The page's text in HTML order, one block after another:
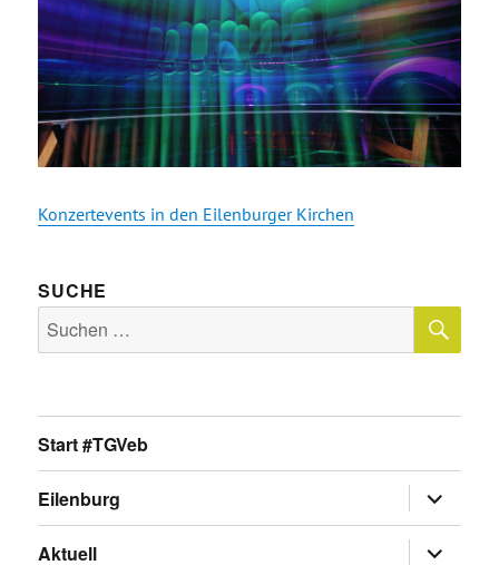
Konzertevents in den Eilenburger Kirchen
SUCHE
Suche
nach:
Start #TGVeb
Eilenburg
anzeigen
Aktuell